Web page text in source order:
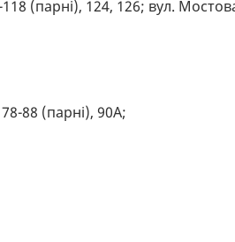
(парні), 124, 126; вул.
88 (парні), 90А;